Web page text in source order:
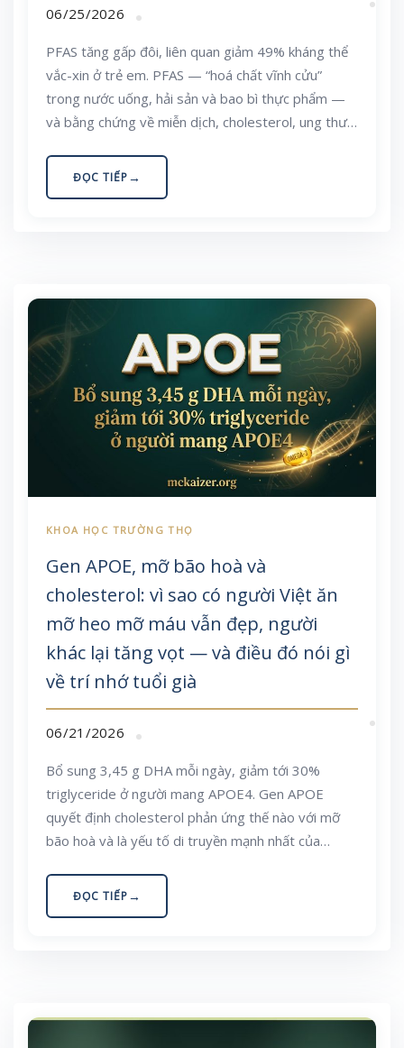
06/25/2026
PFAS tăng gấp đôi, liên quan giảm 49% kháng thể
vắc-xin ở trẻ em. PFAS — “hoá chất vĩnh cửu”
trong nước uống, hải sản và bao bì thực phẩm —
và bằng chứng về miễn dịch, cholesterol, ung thư
Nam và cách giảm tiếp xúc hợp lý.
ĐỌC TIẾP
Gen APOE, mỡ bão hoà và
cholesterol: vì sao có người Việt ăn
mỡ heo mỡ máu vẫn đẹp, người
khác lại tăng vọt — và điều đó nói gì
về trí nhớ tuổi già
06/21/2026
Bổ sung 3,45 g DHA mỗi ngày, giảm tới 30%
triglyceride ở người mang APOE4. Gen APOE
quyết định cholesterol phản ứng thế nào với mỡ
bão hoà và là yếu tố di truyền mạnh nhất của
dựa trên bằng chứng cho người Việt.
ĐỌC TIẾP